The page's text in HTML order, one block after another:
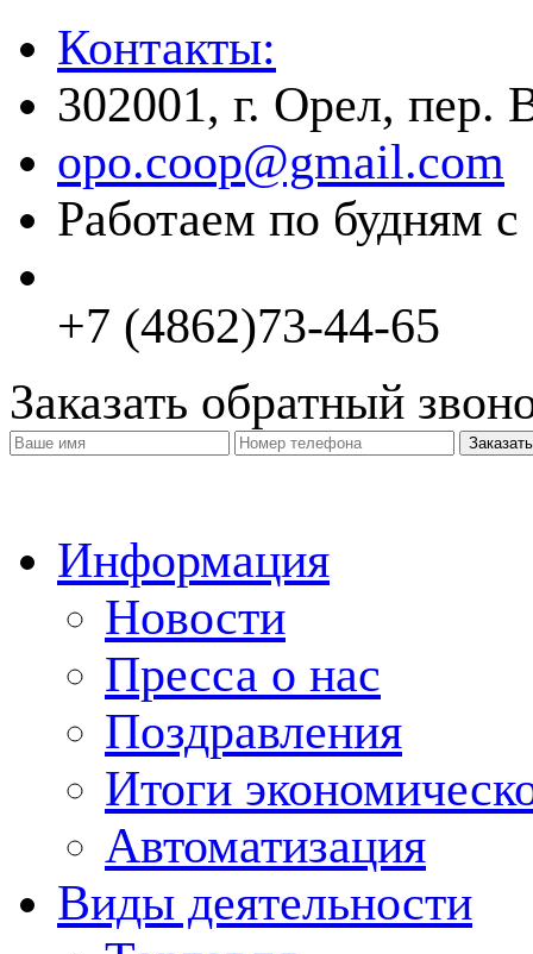
Контакты:
302001, г. Орел, пер.
opo.coop@gmail.com
Работаем по будням
+7 (4862)73-44-65
Заказать обратный
Информация
Новости
Пресса о нас
Поздравления
Итоги
Автоматизация
Виды деятельности